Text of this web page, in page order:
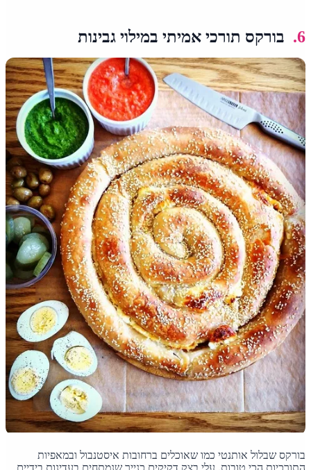
6. בורקס תורכי אמיתי במילוי גבינות
בורקס שבלול אותנטי כמו שאוכלים ברחובות איסטנבול ובמאפיות
התורכיות הכי טובות. עלי בצק דקיקים כנייר שנמתחים בעדינות בידיים